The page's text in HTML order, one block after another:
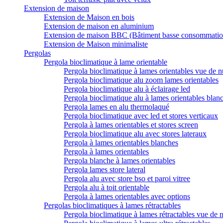
Extension de maison
Extension de Maison en bois
Extension de maison en aluminium
Extension de maison BBC (Bâtiment basse
Extension de Maison minimaliste
Pergolas
Pergola bioclimatique à lame orientable
Pergola bioclimatique à lames orientables vue de
Pergola bioclimatique alu zoom lames orientables
Pergola bioclimatique alu à éclairage led
Pergola bioclimatique alu à lames orientables
Pergola lames en alu thermolaqué
Pergola bioclimatique avec led et stores verticaux
Pergola à lames orientables et stores screen
Pergola bioclimatique alu avec stores lateraux
Pergola à lames orientables blanches
Pergola à lames orientables
Pergola blanche à lames orientables
Pergola lames store lateral
Pergola alu avec store bso et paroi vitree
Pergola alu à toit orientable
Pergola à lames orientables avec options
Pergolas bioclimatiques à lames rétractables
Pergola bioclimatique à lames rétractables vue de